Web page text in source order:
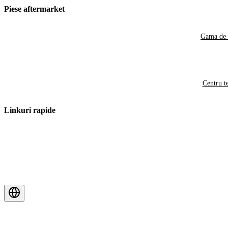
Piese aftermarket
Gama de
Centru
Linkuri rapide